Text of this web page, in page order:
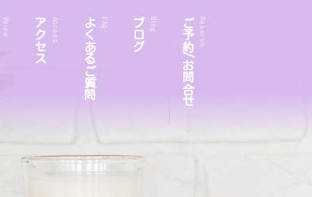
Voice アクセス Access よくあるご質問 FAQ ブログ Blog ご予約/お問合せReserve